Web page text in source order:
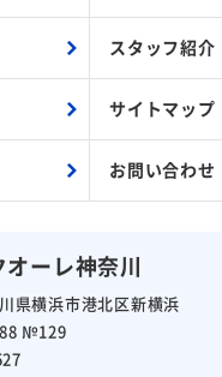
ーレ神奈川
県横浜市港北区新横浜
№129
スタッフ紹介
サイトマップ
お問い合わせ